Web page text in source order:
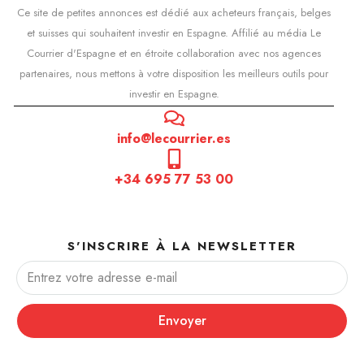
Ce site de petites annonces est dédié aux acheteurs français, belges
et suisses qui souhaitent investir en Espagne. Affilié au média Le
Courrier d'Espagne et en étroite collaboration avec nos agences
partenaires, nous mettons à votre disposition les meilleurs outils pour
investir en Espagne.
info@lecourrier.es
+34 695 77 53 00
S'INSCRIRE À LA NEWSLETTER
Envoyer